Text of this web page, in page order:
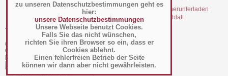
zu unseren Datenschutzbestimmungen geht es
hier:
unsere Datenschutzbestimmungen
Unsere Webseite benutzt Cookies.
Falls Sie das nicht wünschen,
richten Sie ihren Browser so ein, dass er
Cookies ablehnt.
Einen fehlerfreien Betrieb der Seite
können wir dann aber nicht gewährleisten.
file_35269.pdf Datenblatt
Tunnel-Pizzaofen Schamott 790 - 50531003
(Art.-Nr.:085.05.019 )
GTIN: 4059395031034
Hersteller/Großhändler Italforni